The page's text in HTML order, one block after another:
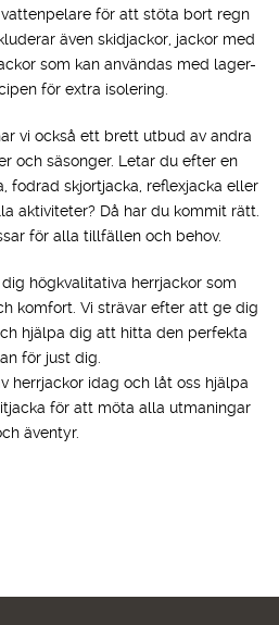
för att stöta bort regn
även skidjackor, jackor med
som kan användas med lager-
för extra isolering.
vi också ett brett utbud av andra
och säsonger. Letar du efter en
fodrad skjortjacka, reflexjacka eller
aktiviteter? Då har du kommit rätt.
för alla tillfällen och behov.
högkvalitativa herrjackor som
komfort. Vi strävar efter att ge dig
hjälpa dig att hitta den perfekta
för just dig.
herrjackor idag och låt oss hjälpa
för att möta alla utmaningar
äventyr.